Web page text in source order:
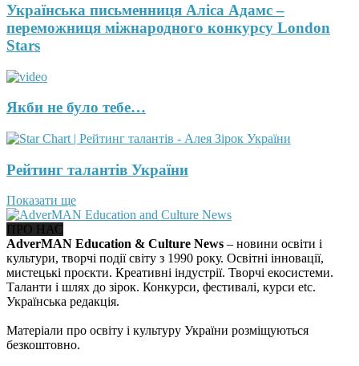
Українська письменниця Аліса Адамс –
переможниця міжнародного конкурсу London
Stars
Якби не було тебе…
Рейтинг талантів України
Показати ще
ПРО НАС
AdverMAN Education & Culture News – новини освіти і
культури, творчі події світу з 1990 року. Освітні інновації,
мистецькі проєкти. Креативні індустрії. Творчі екосистеми.
Таланти і шлях до зірок. Конкурси, фестивалі, курси etc.
Українська редакція.
Матеріали про освіту і культуру України розміщуються
безкоштовно.